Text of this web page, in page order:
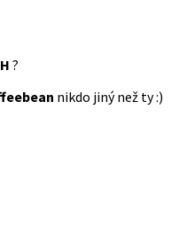
?
nikdo jiný než ty :)